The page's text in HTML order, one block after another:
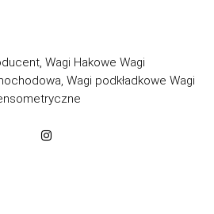
Wagi Hakowe Wagi
Wagi podkładkowe Wagi